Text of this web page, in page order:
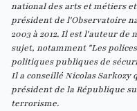
national des arts et métiers
président de l'Observatoire
2003 à 2012. Il est l'auteur de
sujet, notamment "Les
politiques publiques de
Il a conseillé Nicolas
président de la République
terrorisme.